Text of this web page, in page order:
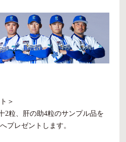
＞
2粒、肝の助4粒のサンプル品を
プレゼントします。